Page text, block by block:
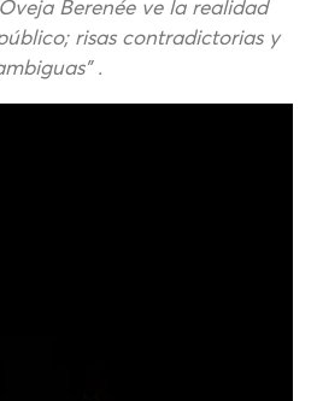
Berenée ve la realidad
risas contradictorias y
.